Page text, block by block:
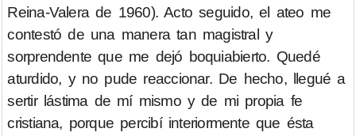
Reina-Valera de 1960). Acto seguido, el ateo me
contestó de una manera tan magistral y
sorprendente que me dejó boquiabierto. Quedé
aturdido, y no pude reaccionar. De hecho, llegué a
sertir lástima de mí mismo y de mi propia fe
cristiana, porque percibí interiormente que ésta